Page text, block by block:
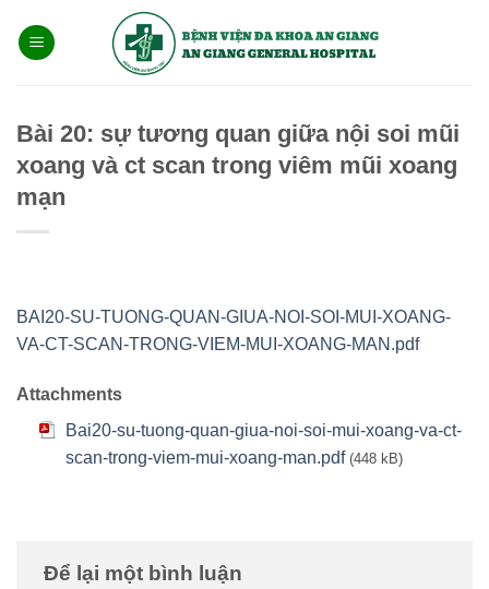
qua
Bài 20: sự tương quan giữa nội soi mũi
xoang và ct scan trong viêm mũi xoang
mạn
BAI20-SU-TUONG-QUAN-GIUA-NOI-SOI-MUI-XOANG-
VA-CT-SCAN-TRONG-VIEM-MUI-XOANG-MAN.pdf
Attachments
Bai20-su-tuong-quan-giua-noi-soi-mui-xoang-va-ct-
scan-trong-viem-mui-xoang-man.pdf (448 kB)
Để lại một bình luận